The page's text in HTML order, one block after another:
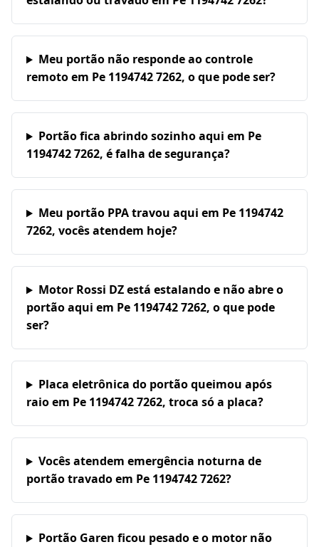
Meu portão não responde ao controle
remoto em Pe 1194742 7262, o que pode ser?
Portão fica abrindo sozinho aqui em Pe
1194742 7262, é falha de segurança?
Meu portão PPA travou aqui em Pe 1194742
7262, vocês atendem hoje?
Motor Rossi DZ está estalando e não abre o
portão aqui em Pe 1194742 7262, o que pode
ser?
Placa eletrônica do portão queimou após
raio em Pe 1194742 7262, troca só a placa?
Vocês atendem emergência noturna de
portão travado em Pe 1194742 7262?
Portão Garen ficou pesado e o motor não